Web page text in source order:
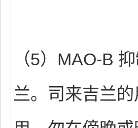
（5）MAO-B
兰。司来吉兰